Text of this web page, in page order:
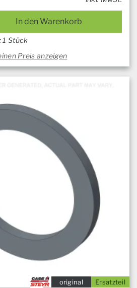
In den Warenkorb
1 Stück
Preis anzeigen
Ersatzteil
original